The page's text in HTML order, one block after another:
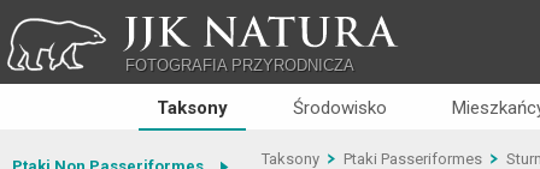
JJK NATURA
FOTOGRAFIA PRZYRODNICZA
Taksony Środowisko
Taksony Ptaki Passeriformes